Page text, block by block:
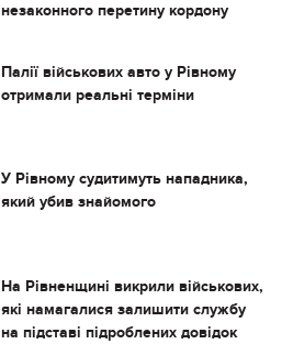
незаконного перетину кордону
Палії військових авто у Рівному
отримали реальні терміни
У Рівному судитимуть нападника,
який убив знайомого
На Рівненщині викрили військових,
які намагалися залишити службу
на підставі підроблених довідок